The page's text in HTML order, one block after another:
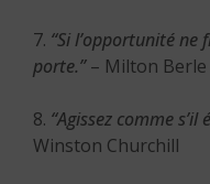
7. “Si l’opportunité ne
porte.”– Milton Berle
8. “Agissez comme
Winston Churchill